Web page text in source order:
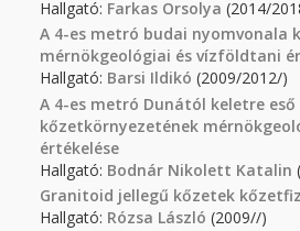
Hallgató: Farkas Orsolya (2014/
A 4-es metró budai nyomvonala
mérnökgeológiai és vízföldtani
Hallgató: Barsi Ildikó (2009/2012/)
A 4-es metró Dunától keletre
kőzetkörnyezetének
értékelése
Hallgató: Bodnár Nikolett Katalin
Granitoid jellegű kőzetek
Hallgató: Rózsa László (2009//)